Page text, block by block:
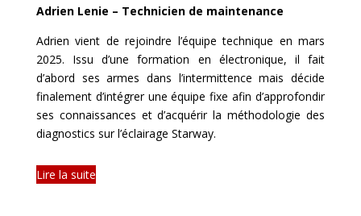
Adrien Lenie – Technicien de maintenance
Adrien vient de rejoindre l’équipe technique en mars
2025. Issu d’une formation en électronique, il fait
d’abord ses armes dans l’intermittence mais décide
finalement d’intégrer une équipe fixe afin d’approfondir
ses connaissances et d’acquérir la méthodologie des
diagnostics sur l’éclairage Starway.
Lire la suite